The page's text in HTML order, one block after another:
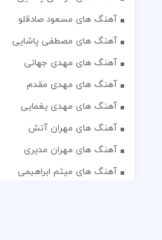
آهنگ های مسعود صادقلو
آهنگ های مصطفی پاشایی
آهنگ های مهدی جهانی
آهنگ های مهدی مقدم
آهنگ های مهدی یغمایی
آهنگ های مهران آتش
آهنگ های مهران مدیری
آهنگ های میثم ابراهیمی